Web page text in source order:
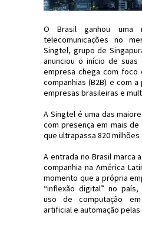
O Brasil ganhou uma
telecomunicações no
Singtel, grupo de
anunciou o início de
empresa chega com foco
companhias (B2B) e com
empresas brasileiras e
A Singtel é uma das
com presença em mais de
que ultrapassa 820
A entrada no Brasil marca
companhia na América
momento que a própria
“inflexão digital” no
uso de computação
artificial e automação